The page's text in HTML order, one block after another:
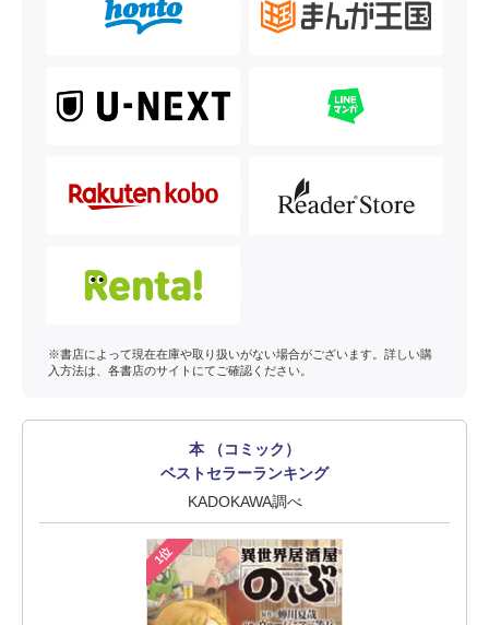
※書店によって現在在庫や取り扱いがない場合がございます。詳しい購
入方法は、各書店のサイトにてご確認ください。
本 （コミック）
ベストセラーランキング
KADOKAWA調べ
1位